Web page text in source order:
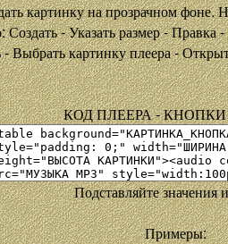
картинку на прозрачном фоне.
Создать - Указать размер -
Выбрать картинку плеера -
КОД ПЛЕЕРА - КНОПКИ
Подставляйте значения
Примеры: